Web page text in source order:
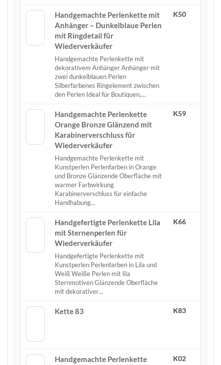
Handgemachte Perlenkette mit
Anhänger – Dunkelblaue Perlen
mit Ringdetail für
Wiederverkäufer
Handgemachte Perlenkette mit
dekorativem Anhänger Anhänger mit
zwei dunkelblauen Perlen
Silberfarbenes Ringelement zwischen
den Perlen Ideal für Boutiquen,…
K50
Handgemachte Perlenkette
Orange Bronze Glänzend mit
Karabinerverschluss für
Wiederverkäufer
Handgemachte Perlenkette mit
Kunstperlen Perlenfarben in Orange
und Bronze Glänzende Oberfläche mit
warmer Farbwirkung
Karabinerverschluss für einfache
Handhabung…
K59
Handgefertigte Perlenkette Lila
mit Sternenperlen für
Wiederverkäufer
Handgefertigte Perlenkette mit
Kunstperlen Perlenfarben in Lila und
Weiß Weiße Perlen mit lila
Sternmotiven Glänzende Oberfläche
mit dekorativer…
K66
Kette 83 K83
Handgemachte Perlenkette K02